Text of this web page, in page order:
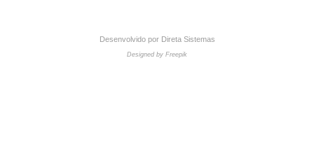
Desenvolvido por Direta Sistemas
Designed by Freepik